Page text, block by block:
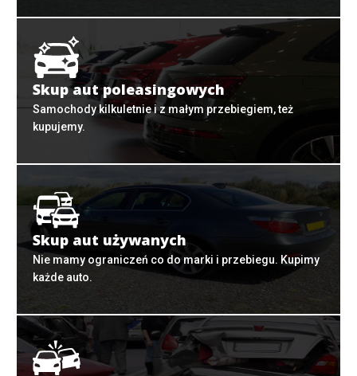
Skup aut poleasingowych
Samochody kilkuletnie i z małym przebiegiem, też
kupujemy.
Skup aut używanych
Nie mamy ograniczeń co do marki i przebiegu. Kupimy
każde auto.